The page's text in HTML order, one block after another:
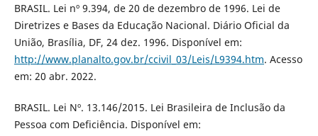
BRASIL. Lei nº 9.394, de 20 de dezembro de 1996. Lei de
Diretrizes e Bases da Educação Nacional. Diário Oficial da
União, Brasília, DF, 24 dez. 1996. Disponível em:
http://www.planalto.gov.br/ccivil_03/Leis/L9394.htm. Acesso
em: 20 abr. 2022.
BRASIL. Lei Nº. 13.146/2015. Lei Brasileira de Inclusão da
Pessoa com Deficiência. Disponível em: